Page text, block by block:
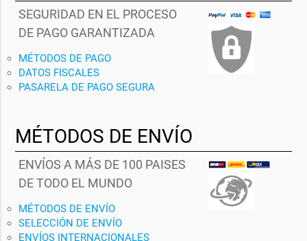
SEGURIDAD EN EL PROCESO
DE PAGO GARANTIZADA
MÉTODOS DE PAGO
DATOS FISCALES
PASARELA DE PAGO SEGURA
MÉTODOS DE ENVÍO
ENVÍOS A MÁS DE 100 PAISES
DE TODO EL MUNDO
MÉTODOS DE ENVÍO
SELECCIÓN DE ENVÍO
ENVÍOS INTERNACIONALES